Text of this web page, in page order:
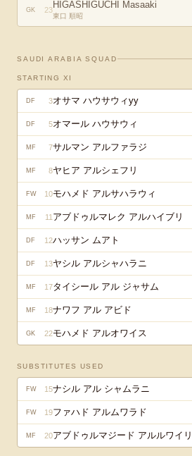
GK 23HIGASHIGUCHI Masaaki
東口 順昭
SAUDI ARABIA SQUAD
STARTING XI
DF 3オサマ ハウサウィyy
DF 5オマール ハウサウィ
MF 7サルマン アルファラジ
MF 8ヤヒア アルシェフリ
FW 10モハメド アルサハラウィ
MF 11 アブドゥルマレク アルハイブリ
DF 12ハッサン ムアト
DF 13ヤシル アルシャハラニ
MF 17タイシール アル ジャサム
MF 18ナワフ アル アビド
GK 22モハメド アルオワイス
SUBSTITUTES USED
FW 15ナシル アル シャムラニ
FW 19ファハド アルムワラド
MF 20アブドゥルマジード アルルワイリ